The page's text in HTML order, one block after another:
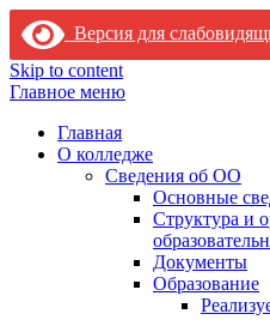
Версия для
Skip to content
Главное меню
Главная
О колледже
Сведения об ОО
Основные
Структура и
Документы
Образование